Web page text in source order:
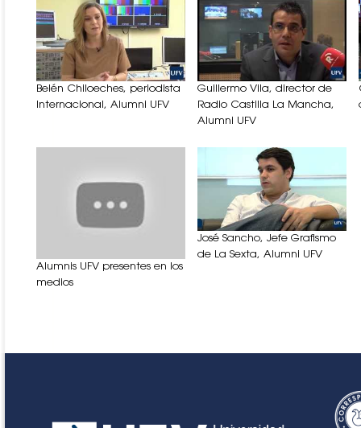
Belén Chiloeches, periodista
Internacional, Alumni UFV
Guillermo Vila, director de
Radio Castilla La Mancha,
Alumni UFV
Alumnis UFV presentes en los
medios
José Sancho, Jefe Grafismo
de La Sexta, Alumni UFV